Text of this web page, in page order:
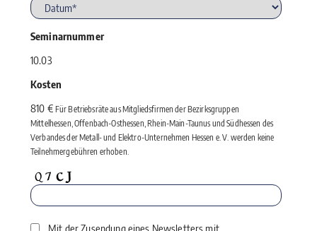
Seminarnummer
10.03
Kosten
810 € Für Betriebsräte aus Mitgliedsfirmen der Bezirksgruppen
Mittelhessen, Offenbach-Osthessen, Rhein-Main-Taunus und Südhessen des
Verbandes der Metall- und Elektro-Unternehmen Hessen e. V. werden keine
Teilnehmergebühren erhoben.
Mit der Zusendung eines Newsletters mit